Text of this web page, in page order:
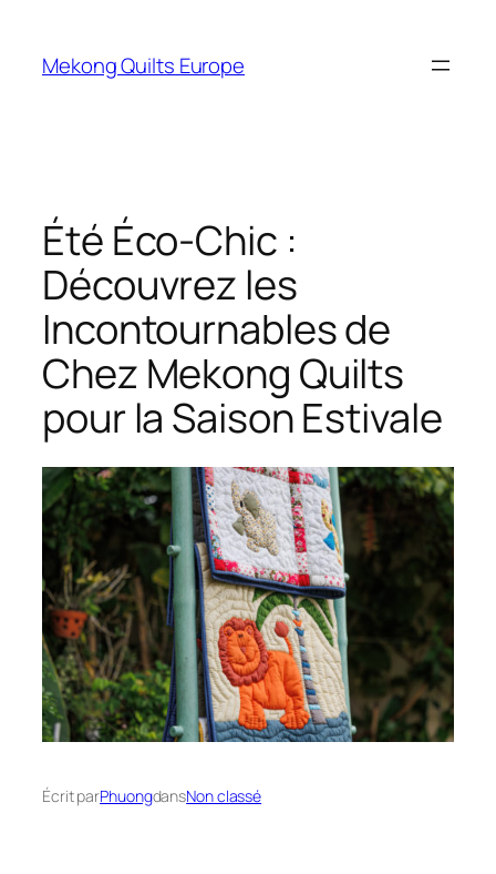
contenu
Mekong Quilts Europe
Été Éco-Chic :
Découvrez les
Incontournables de
Chez Mekong Quilts
pour la Saison Estivale
Écrit parPhuongdansNon classé